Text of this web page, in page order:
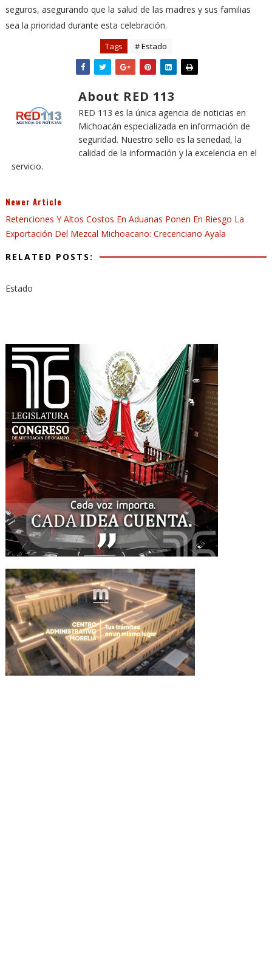
seguros, asegurando que la salud de las madres y sus familias
sea la prioridad durante esta celebración.
Tags # Estado
About RED 113
RED 113 es la única agencia de noticias en
Michoacán especializada en información de
seguridad. Nuestro sello es la seriedad, la
calidad de la información y la excelencia en el
servicio.
Newer Article
Retenciones Y Altos Costos En Aduanas Ponen En Riesgo La
Exportación Del Mezcal Michoacano: Crecenciano Ayala
RELATED POSTS:
Estado